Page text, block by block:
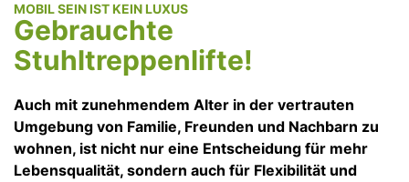
MOBIL SEIN IST KEIN LUXUS
Gebrauchte
Stuhltreppenlifte!
Auch mit zunehmendem Alter in der vertrauten
Umgebung von Familie, Freunden und Nachbarn zu
wohnen, ist nicht nur eine Entscheidung für mehr
Lebensqualität, sondern auch für Flexibilität und